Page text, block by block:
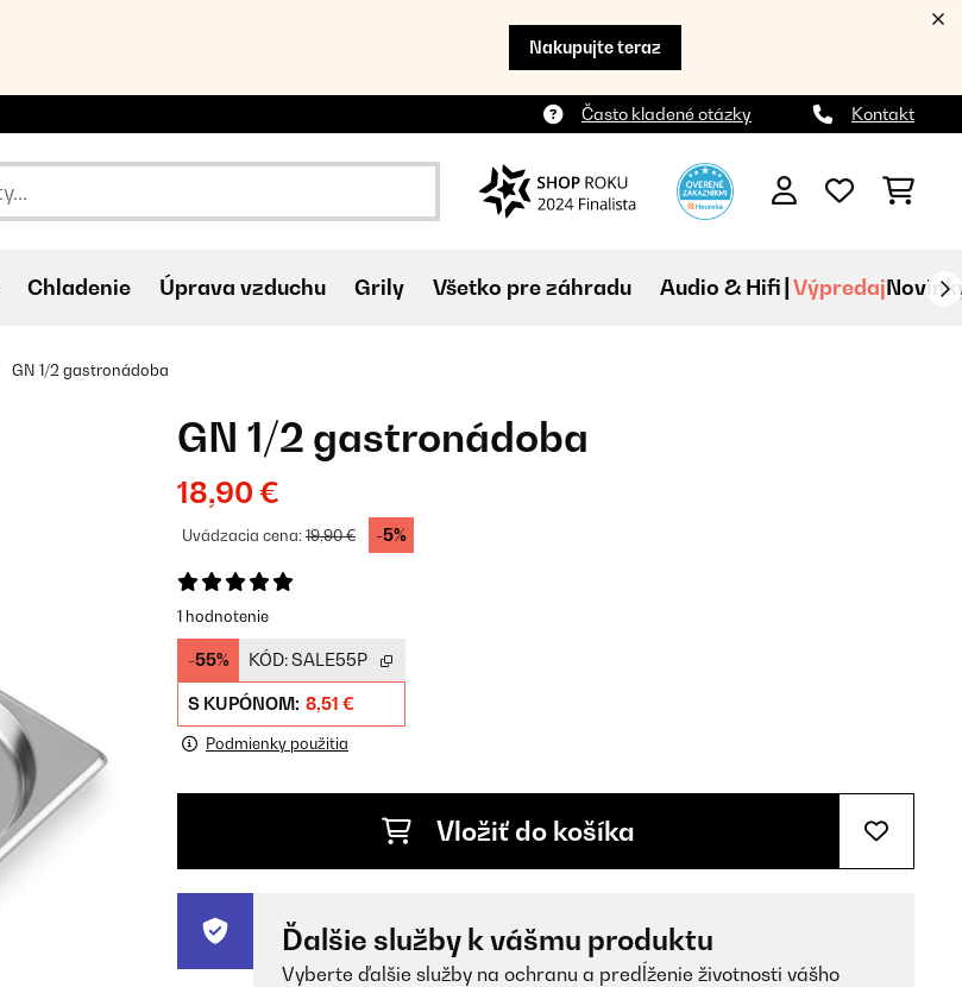
Nakupujte teraz
Často kladené otázky Kontakt
Chladenie Úprava vzduchu Grily Všetko pre záhradu Audio & Hifi Výpredaj
GN 1/2 gastronádoba
GN 1/2 gastronádoba
18,90 €
Uvádzacia cena:19,90 € -5%
1 hodnotenie
-55% KÓD:SALE55P
S KUPÓNOM: 8,51 €
Podmienky použitia
Vložiť do košíka
Ďalšie služby k vášmu produktu
Vyberte ďalšie služby na ochranu a predĺženie životnosti vášho